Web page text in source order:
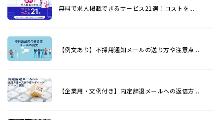
無料で求人掲載できるサービス21選！コストを...
【例文あり】不採用通知メールの送り方や注意点...
【企業用・文例付き】内定辞退メールへの返信方...